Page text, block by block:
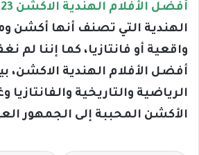
أفضل الأفلام الهندية الاكشن 2023
الهندية التي تصنف أنها أكشن
واقعية أو فانتازيا، كما إننا لم
أفضل الأفلام الهندية الاكشن،
الرياضية والتاريخية والفانتازيا
الأكشن المحببة إلى الجمهور